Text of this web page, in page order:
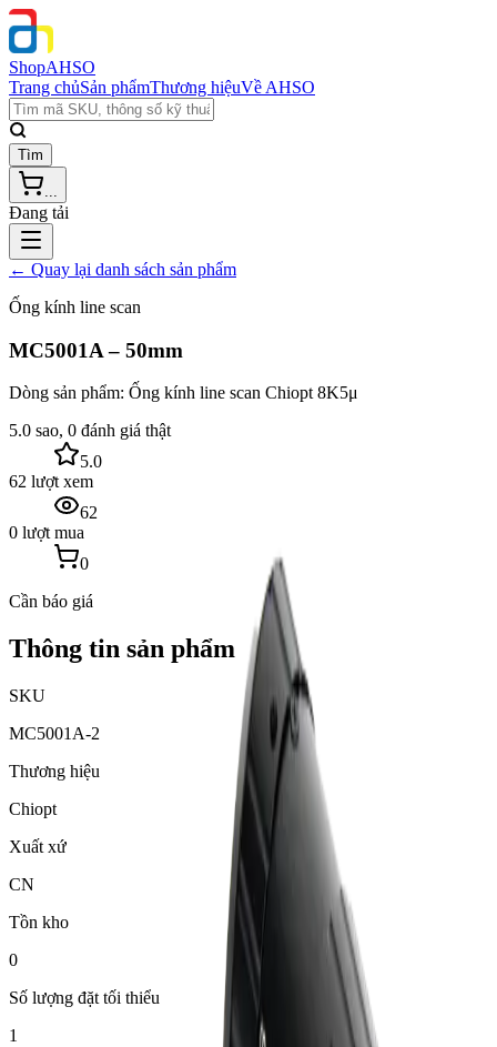
ShopAHSO
Trang chủSản phẩmThương hiệuVề AHSO
Tìm
...
Đang tải
← Quay lại danh sách sản phẩm
Ống kính line scan
MC5001A – 50mm
Dòng sản phẩm: Ống kính line scan Chiopt 8K5μ
5.0 sao, 0 đánh giá thật
5.0
62 lượt xem
62
0 lượt mua
0
Cần báo giá
Thông tin sản phẩm
SKU
MC5001A-2
Thương hiệu
Chiopt
Xuất xứ
CN
Tồn kho
0
Số lượng đặt tối thiểu
1